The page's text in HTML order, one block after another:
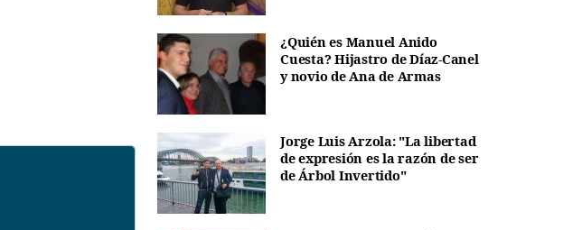
¿Quién es Manuel Anido
Cuesta? Hijastro de Díaz-Canel
y novio de Ana de Armas
Jorge Luis Arzola: "La libertad
de expresión es la razón de ser
de Árbol Invertido"